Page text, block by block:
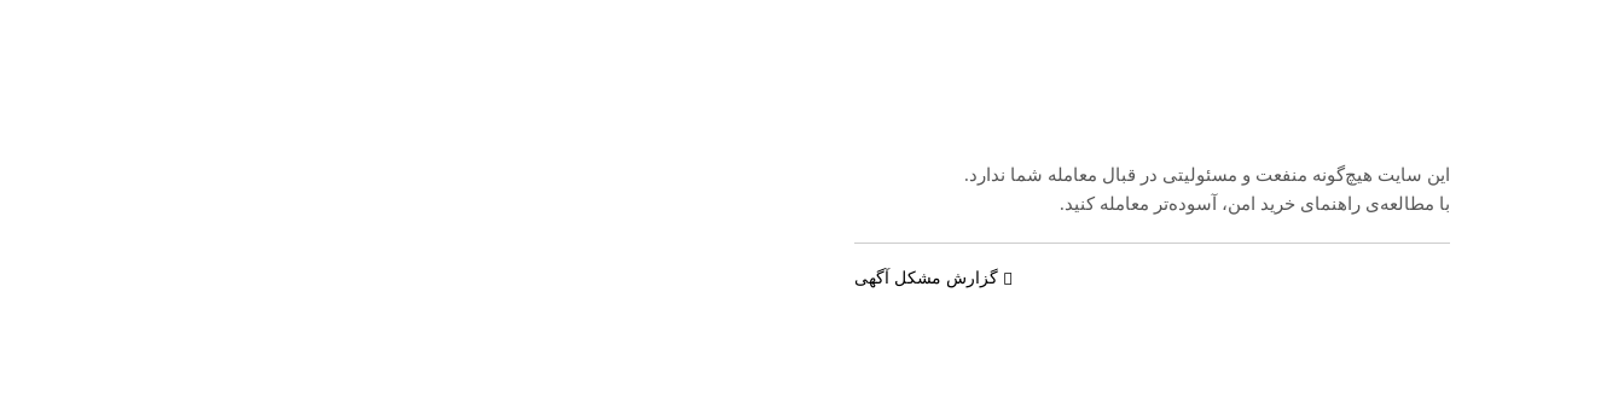
این سایت هیچ‌گونه منفعت و مسئولیتی در قبال معامله شما ندارد.
با مطالعه‌ی راهنمای خرید امن، آسوده‌تر معامله کنید.
گزارش مشکل آگهی